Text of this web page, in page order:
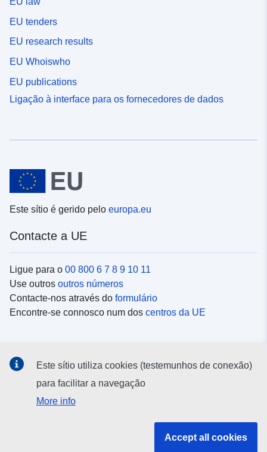
EU tenders
EU research results
EU Whoiswho
EU publications
Ligação à interface para os fornecedores de dados
Este sítio é gerido pelo europa.eu
Contacte a UE
Ligue para o 00 800 6 7 8 9 10 11
Use outros outros números
Contacte-nos através do formulário
Encontre-se connosco num dos centros da UE
Procure as contas da UE nasredes sociais
Instituições e organismos da UE
Este sítio utiliza cookies (testemunhos de conexão)
para facilitar a navegação
More info
Accept all cookies